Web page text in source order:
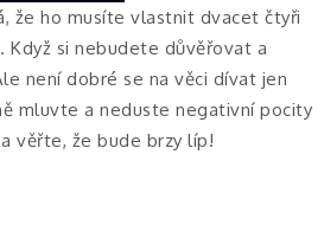
že ho musíte vlastnit dvacet čtyři
Když si nebudete důvěřovat a
není dobré se na věci dívat jen
mluvte a neduste negativní pocity
věřte, že bude brzy líp!